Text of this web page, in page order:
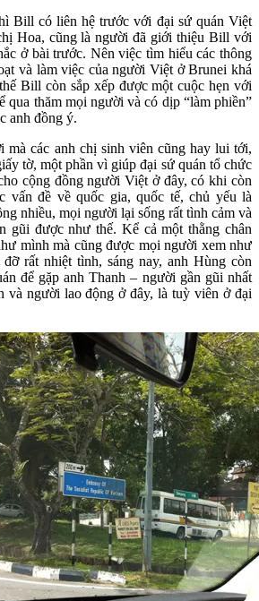
Bill có liên hệ trước với đại sứ quán Việt
Hoa, cũng là người đã giới thiệu Bill với
ở bài trước. Nên việc tìm hiểu các thông
và làm việc của người Việt ở Brunei khá
Bill còn sắp xếp được một cuộc hẹn với
qua thăm mọi người và có dịp “làm phiền”
anh đồng ý.
mà các anh chị sinh viên cũng hay lui tới,
tờ, một phần vì giúp đại sứ quán tổ chức
cộng đồng người Việt ở đây, có khi còn
vấn đề về quốc gia, quốc tế, chủ yếu là
nhiều, mọi người lại sống rất tình cảm và
gũi được như thế. Kể cả một thằng chân
mình mà cũng được mọi người xem như
rất nhiệt tình, sáng nay, anh Hùng còn
để gặp anh Thanh – người gần gũi nhất
và người lao động ở đây, là tuỳ viên ở đại